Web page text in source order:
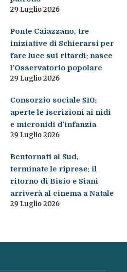
29 Luglio 2026
Ponte Caiazzano, tre
iniziative di Schierarsi per
fare luce sui ritardi: nasce
l’Osservatorio popolare
29 Luglio 2026
Consorzio sociale S10:
aperte le iscrizioni ai nidi
e micronidi d’infanzia
29 Luglio 2026
Bentornati al Sud,
terminate le riprese: il
ritorno di Bisio e Siani
arriverà al cinema a Natale
29 Luglio 2026